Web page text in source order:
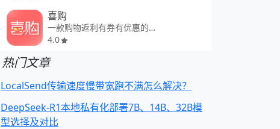
喜购
一款购物返利有券有优惠的APP
4.0
热门文章
LocalSend传输速度慢带宽跑不满怎么解决？
DeepSeek-R1本地私有化部署7B、14B、32B模
型选择及对比